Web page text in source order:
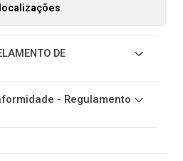
DE
- Regulamento